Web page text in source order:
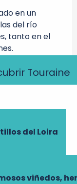
Touraine
del Loira
viñedos,
en un
del río
tanto en el
en